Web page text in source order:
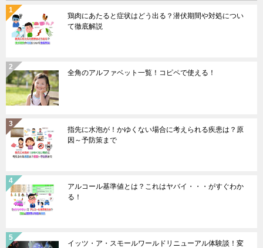
鶏肉にあたると症状はどう出る？潜伏期間や対処につい
て徹底解説
全角のアルファベット一覧！コピペで使える！
指先に水泡が！かゆくない場合に考えられる疾患は？原
因～予防策まで
アルコール基準値とは？これはヤバイ・・・がすぐわか
る！
イッツ・ア・スモールワールドリニューアル体験談！変